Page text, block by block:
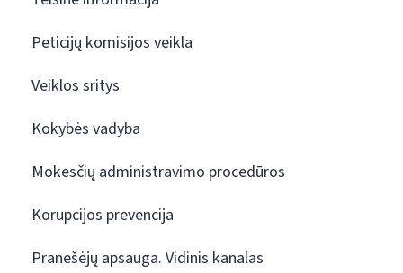
Peticijų komisijos veikla
Veiklos sritys
Kokybės vadyba
Mokesčių administravimo procedūros
Korupcijos prevencija
Pranešėjų apsauga. Vidinis kanalas